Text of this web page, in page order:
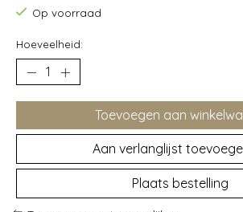
Op voorraad
Hoeveelheid:
Toevoegen aan
Aan verlanglijst
Plaats bestelling